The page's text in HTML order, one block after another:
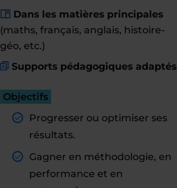
Dans les matières principales
(maths, français, anglais, histoire-
géo, etc.)
Supports pédagogiques adaptés
Objectifs
Progresser ou optimiser ses
résultats.
Gagner en méthodologie, en
performance et en